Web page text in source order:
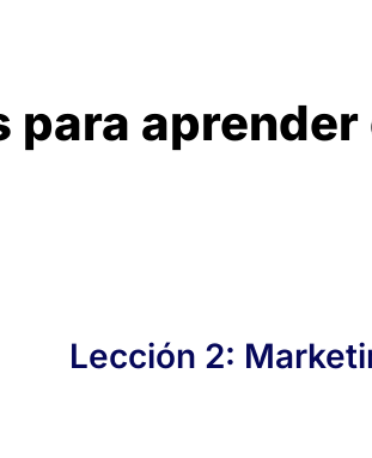
para aprender
Lección 2: